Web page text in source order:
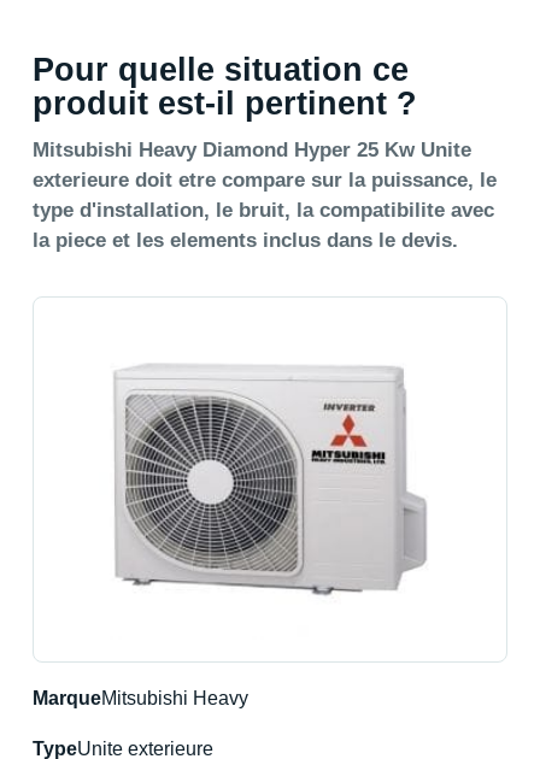
Pour quelle situation ce
produit est-il pertinent ?
Mitsubishi Heavy Diamond Hyper 25 Kw Unite
exterieure doit etre compare sur la puissance, le
type d'installation, le bruit, la compatibilite avec
la piece et les elements inclus dans le devis.
MarqueMitsubishi Heavy
TypeUnite exterieure